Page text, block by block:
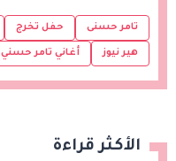
تامر حسنى حفل تخرج
هير نيوز أغاني تامر حسني
الأكثر قراءة